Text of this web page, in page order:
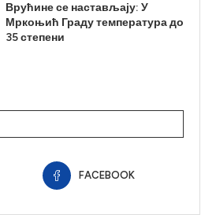
Врућине се настављају: У
Мркоњић Граду температура до
35 степени
FACEBOOK